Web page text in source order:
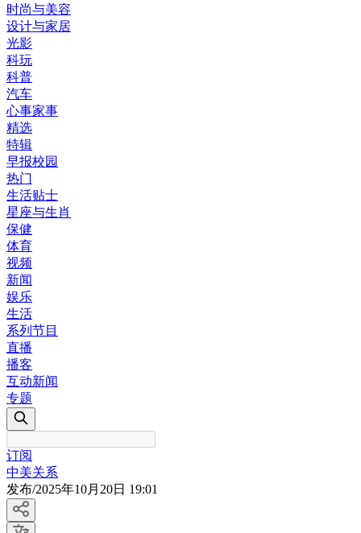
时尚与美容
设计与家居
光影
科玩
科普
汽车
心事家事
精选
特辑
早报校园
热门
生活贴士
星座与生肖
保健
体育
视频
新闻
娱乐
生活
系列节目
直播
播客
互动新闻
专题
订阅
中美关系
发布/2025年10月20日 19:01